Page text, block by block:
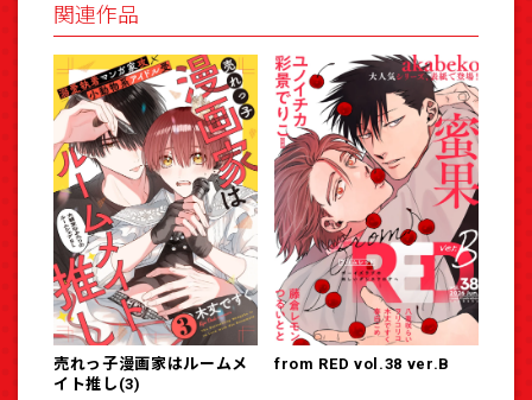
関連作品
売れっ子漫画家はルームメ
イト推し(3)
from RED vol.38 ver.B